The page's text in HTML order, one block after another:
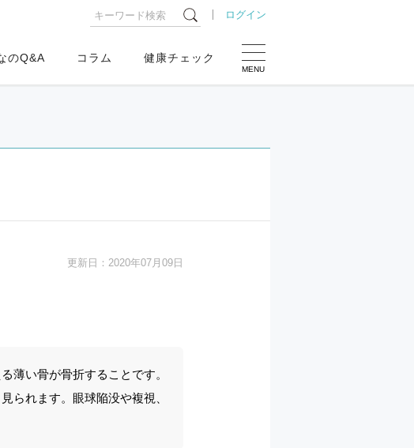
ログイン
MENU
のQ&A コラム 健康チェック
更新日： 2020年07月09日
薄い骨が骨折することです。
られます。眼球陥没や複視、